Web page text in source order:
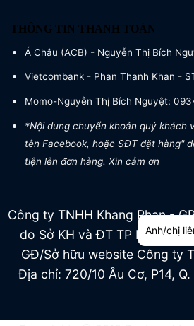
THÔNG TIN THANH TOÁN
Á Châu (ACB) - Nguyễn Thị Bích
Vietcombank - Phan Thanh Khan -
Momo-Nguyễn Thị Bích Nguyệt:
*Nội dung chuyển khoản quý khách
tên Facebook, hoặc SĐT đặt hàng"
tiện lên đơn hàng. Xin cảm ơn
Công ty TNHH Khang Phan -
do Sở KH và ĐT TP HCM cấp
GĐ/Sở hữu website Công ty
Địa chỉ: 720/10 Âu Cơ, P14, Q.
Anh/chị